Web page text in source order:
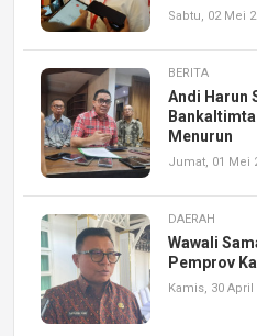
Sabtu, 02 Mei
BERITA
Andi Harun
Menurun
Jumat, 01 Mei
DAERAH
Wawali
Pemprov
Kamis, 30 April